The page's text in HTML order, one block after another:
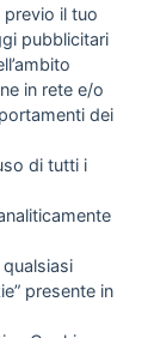
previo il tuo
pubblicitari
in rete e/o
dei
di tutti i
presente in